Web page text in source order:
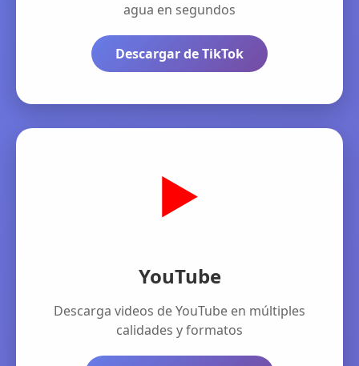
agua en segundos
Descargar de TikTok
▶️
YouTube
Descarga videos de YouTube en múltiples
calidades y formatos